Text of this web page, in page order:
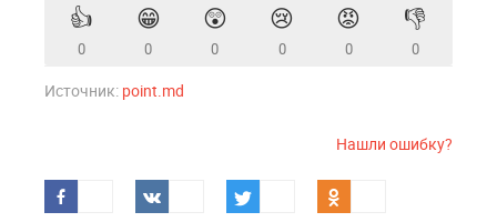
👍
0
😁
0
😲
0
😢
0
😡
0
👎
0
Источник: point.md
Нашли ошибку?